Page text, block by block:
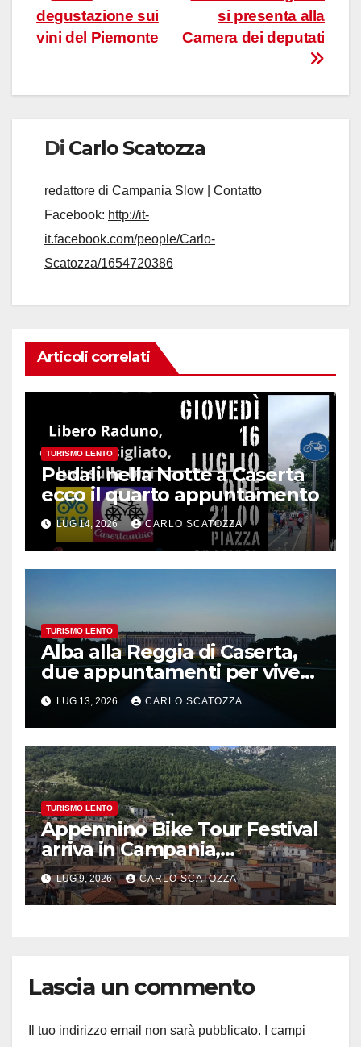
articoli
si presenta alla
Camera dei deputati
degustazione sui
vini del Piemonte
Di Carlo Scatozza
redattore di Campania Slow | Contatto
Facebook: http://it-
it.facebook.com/people/Carlo-
Scatozza/1654720386
Articoli correlati
TURISMO LENTO
Pedali nella Notte a Caserta
ecco il quarto appuntamento
LUG 14, 2026 CARLO SCATOZZA
TURISMO LENTO
Alba alla Reggia di Caserta,
due appuntamenti per vivere
la magia
LUG 13, 2026 CARLO SCATOZZA
TURISMO LENTO
Appennino Bike Tour Festival
arriva in Campania,
appuntamento a Valle
Agricola
LUG 9, 2026 CARLO SCATOZZA
Lascia un commento
Il tuo indirizzo email non sarà pubblicato.
I campi